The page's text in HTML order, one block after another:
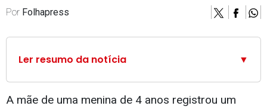
Por Folhapress
Ler resumo da notícia ▼
A mãe de uma menina de 4 anos registrou um